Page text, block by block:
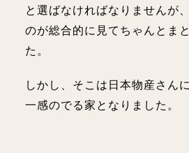
と選ばなければなりませんが
のが総合的に見てちゃんとま
た。
しかし、そこは日本物産さん
一感のでる家となりました。